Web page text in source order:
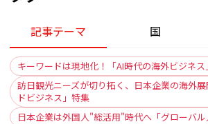
記事テーマ 国
キーワードは現地化！「AI時代の海外ビジネ
訪日観光ニーズが切り拓く、日本企業の海外
ドビジネス」特集
日本企業は外国人"総活用"時代へ「グローバ